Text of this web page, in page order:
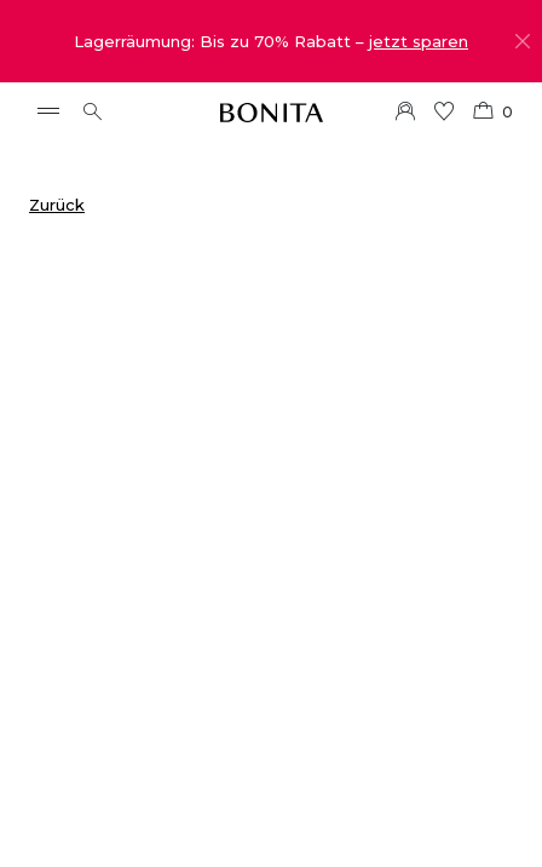
Lagerräumung: Bis zu 70% Rabatt – jetzt sparen
0
Zurück